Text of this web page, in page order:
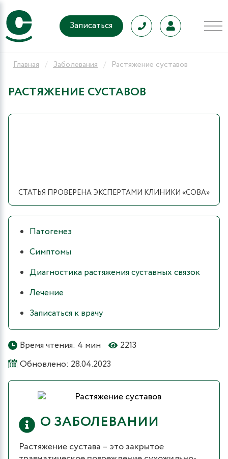
Записаться
Главная Заболевания Растяжение суставов
РАСТЯЖЕНИЕ СУСТАВОВ
Время чтения: 4 мин
2213
Обновлено: 28.04.2023
О ЗАБОЛЕВАНИИ
Растяжение сустава – это закрытое
СТАТЬЯ ПРОВЕРЕНА ЭКСПЕРТАМИ КЛИНИКИ «СОВА»
Патогенез
Симптомы
Диагностика растяжения суставных связок
Лечение
Записаться к врачу